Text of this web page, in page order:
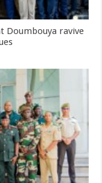
Doumbouya ravive